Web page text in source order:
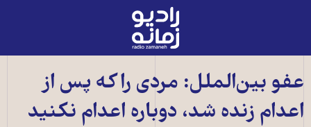
رادیو
زمانه
صفحه
اصلی
عفو بين‌الملل: مردی را که پس از
اعدام زنده شد، دوباره اعدام نکنيد